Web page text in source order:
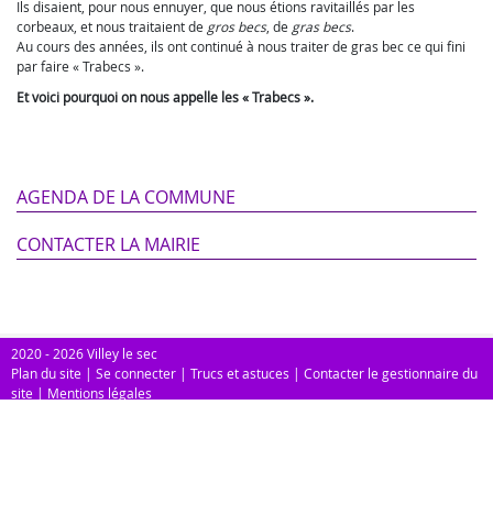
Ils disaient, pour nous ennuyer, que nous étions ravitaillés par les
corbeaux, et nous traitaient de gros becs, de gras becs.
Au cours des années, ils ont continué à nous traiter de gras bec ce qui fini
par faire « Trabecs ».
Et voici pourquoi on nous appelle les « Trabecs ».
AGENDA DE LA COMMUNE
CONTACTER LA MAIRIE
2020 - 2026 Villey le sec
Plan du site | Se connecter | Trucs et astuces | Contacter le gestionnaire du
site | Mentions légales